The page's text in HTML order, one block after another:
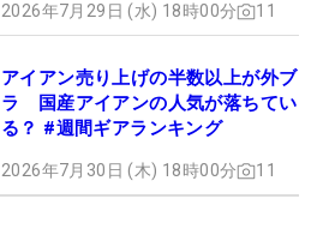
2026年7月29日 (水) 18時00分 11
アイアン売り上げの半数以上が外ブ
ラ 国産アイアンの人気が落ちてい
る？ #週間ギアランキング
2026年7月30日 (木) 18時00分 11